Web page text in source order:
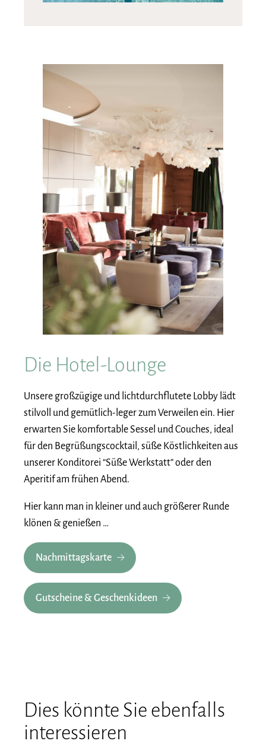
Die Hotel-Lounge
Unsere großzügige und lichtdurchflutete Lobby lädt
stilvoll und gemütlich-leger zum Verweilen ein. Hier
erwarten Sie komfortable Sessel und Couches, ideal
für den Begrüßungscocktail, süße Köstlichkeiten aus
unserer Konditorei “Süße Werkstatt” oder den
Aperitif am frühen Abend.
Hier kann man in kleiner und auch größerer Runde
klönen & genießen …
Nachmittagskarte
Gutscheine & Geschenkideen
Dies könnte Sie ebenfalls
interessieren